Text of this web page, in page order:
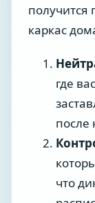
каркас
где
после
что